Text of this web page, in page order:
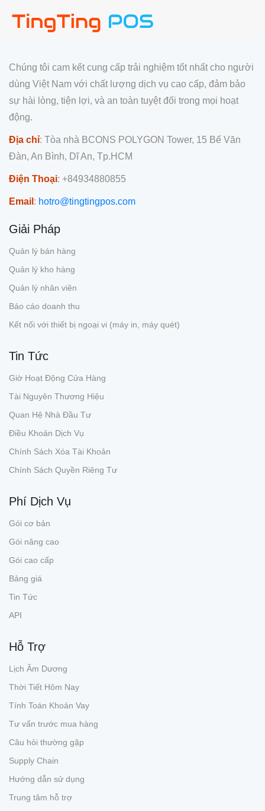
Chúng tôi cam kết cung cấp trải nghiệm tốt nhất cho người
dùng Việt Nam với chất lượng dịch vụ cao cấp, đảm bảo
sự hài lòng, tiện lợi, và an toàn tuyệt đối trong mọi hoạt
động.
Địa chỉ: Tòa nhà BCONS POLYGON Tower, 15 Bế Văn
Đàn, An Bình, Dĩ An, Tp.HCM
Điện Thoại: +84934880855
Email : hotro@tingtingpos.com
Giải Pháp
Quản lý bán hàng
Quản lý kho hàng
Quản lý nhân viên
Báo cáo doanh thu
Kết nối với thiết bị ngoại vi (máy in, máy quét)
Tin Tức
Giờ Hoạt Động Cửa Hàng
Tài Nguyên Thương Hiệu
Quan Hệ Nhà Đầu Tư
Điều Khoản Dịch Vụ
Chính Sách Xóa Tài Khoản
Chính Sách Quyền Riêng Tư
Phí Dịch Vụ
Gói cơ bản
Gói nâng cao
Gói cao cấp
Bảng giá
Tin Tức
API
Hỗ Trợ
Lịch Âm Dương
Thời Tiết Hôm Nay
Tính Toán Khoản Vay
Tư vấn trước mua hàng
Câu hỏi thường gặp
Supply Chain
Hướng dẫn sử dụng
Trung tâm hỗ trợ